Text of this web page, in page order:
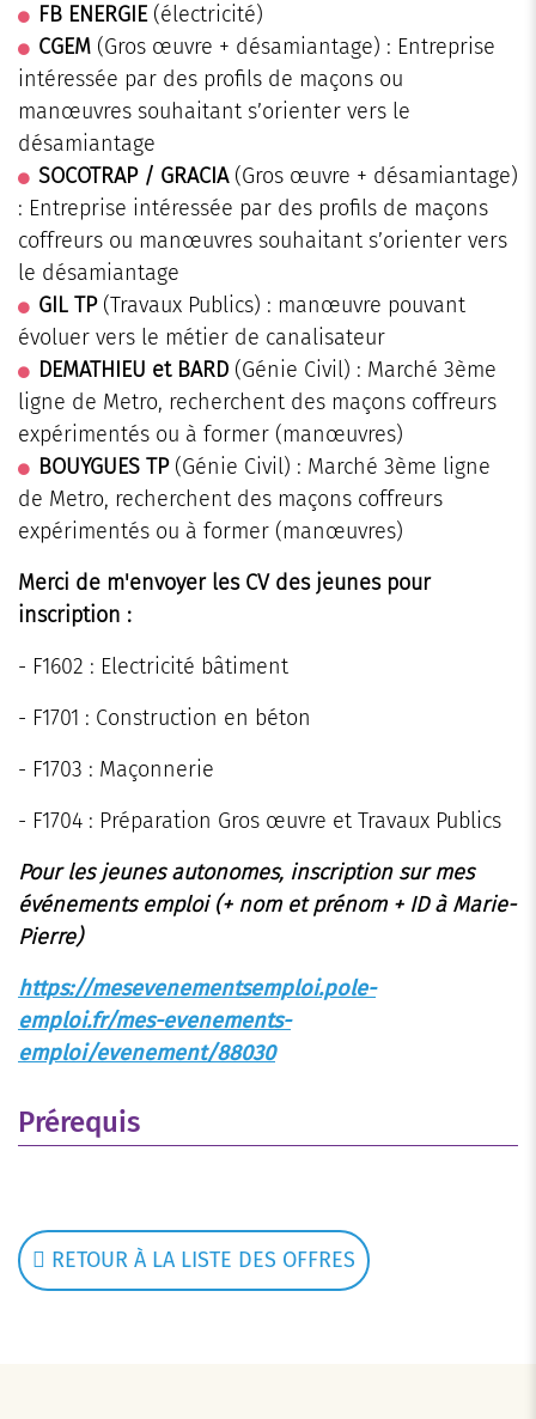
FB ENERGIE(électricité)
CGEM (Gros œuvre + désamiantage) : Entreprise
intéressée par des profils de maçons ou
manœuvres souhaitant s’orienter vers le
désamiantage
SOCOTRAP / GRACIA (Gros œuvre + désamiantage)
: Entreprise intéressée par des profils de maçons
coffreurs ou manœuvres souhaitant s’orienter vers
le désamiantage
GIL TP (Travaux Publics) : manœuvre pouvant
évoluer vers le métier de canalisateur
DEMATHIEU et BARD (Génie Civil) : Marché 3ème
ligne de Metro, recherchent des maçons coffreurs
expérimentés ou à former (manœuvres)
BOUYGUES TP(Génie Civil) : Marché 3ème ligne
de Metro, recherchent des maçons coffreurs
expérimentés ou à former (manœuvres)
Merci de m'envoyer les CV des jeunes pour
inscription :
- F1602 : Electricité bâtiment
- F1701 : Construction en béton
- F1703 : Maçonnerie
- F1704 : Préparation Gros œuvre et Travaux Publics
Pour les jeunes autonomes, inscription sur mes
événements emploi (+ nom et prénom + ID à Marie-
Pierre)
https://mesevenementsemploi.pole-
emploi.fr/mes-evenements-
emploi/evenement/88030
Prérequis
RETOUR À LA LISTE DES OFFRES